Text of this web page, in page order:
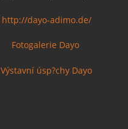
http://dayo-adimo.de/
Fotogalerie Dayo
Výstavní úsp?chy Dayo